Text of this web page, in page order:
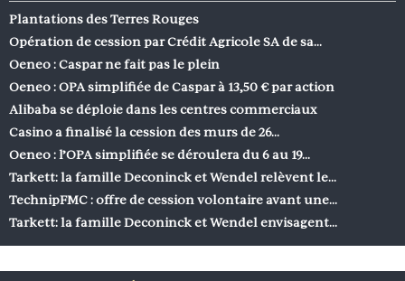
Plantations des Terres Rouges
Opération de cession par Crédit Agricole SA de sa…
Oeneo : Caspar ne fait pas le plein
Oeneo : OPA simplifiée de Caspar à 13,50 € par action
Alibaba se déploie dans les centres commerciaux
Casino a finalisé la cession des murs de 26…
Oeneo : l’OPA simplifiée se déroulera du 6 au 19…
Tarkett: la famille Deconinck et Wendel relèvent le…
TechnipFMC : offre de cession volontaire avant une…
Tarkett: la famille Deconinck et Wendel envisagent…